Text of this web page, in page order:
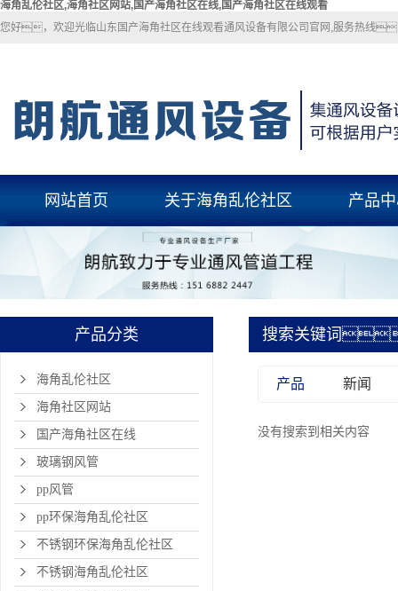
海角乱伦社区,海角社区网站,国产海角社区在线,国产海角社区在线观看
您好，欢迎光临山东国产海角社区在线观看通风设备有限公司官网,服务热线
网站首页 关于海角乱伦社区
关于海角乱伦社区
产品
玻璃钢风
pp风管
产品分类
海角乱伦社区
海角社区网站
国产海角社区在线
玻璃钢风管
pp风管
pp环保海角乱伦社区
不锈钢环保海角乱伦社区
不锈钢海角乱伦社区
搜索关键词
产品 新闻
没有搜索到相关内容